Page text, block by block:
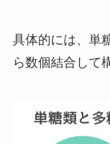
具体的には、単
ら数個結合して